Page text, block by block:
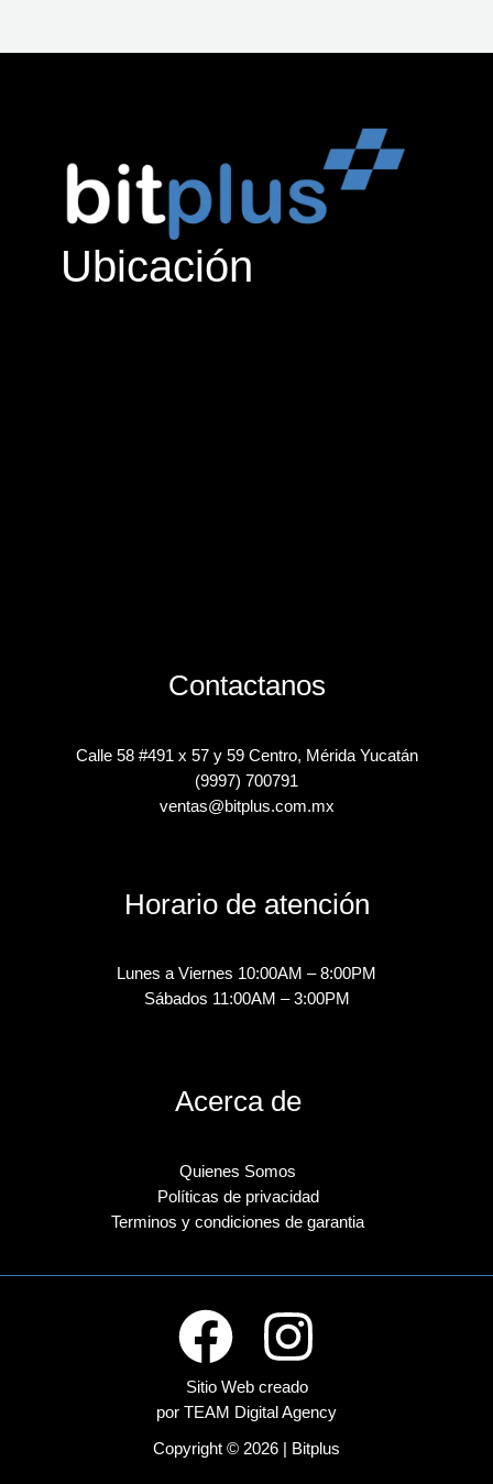
Ubicación
Contactanos
Calle 58 #491 x 57 y 59 Centro, Mérida Yucatán
(9997) 700791
ventas@bitplus.com.mx
Horario de atención
Lunes a Viernes 10:00AM – 8:00PM
Sábados 11:00AM – 3:00PM
Acerca de
Quienes Somos
Políticas de privacidad
Terminos y condiciones de garantia
Sitio Web creado
por TEAM Digital Agency
Copyright © 2026 | Bitplus